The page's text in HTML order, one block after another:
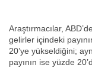
Araştırmacılar,
gelirler içindeki
20’ye yükseldiğini;
payının ise yüzde